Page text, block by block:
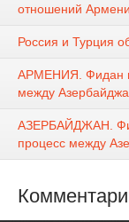
отношений
Россия и Турция
АРМЕНИЯ. Фидан
между
АЗЕРБАЙДЖАН.
процесс между